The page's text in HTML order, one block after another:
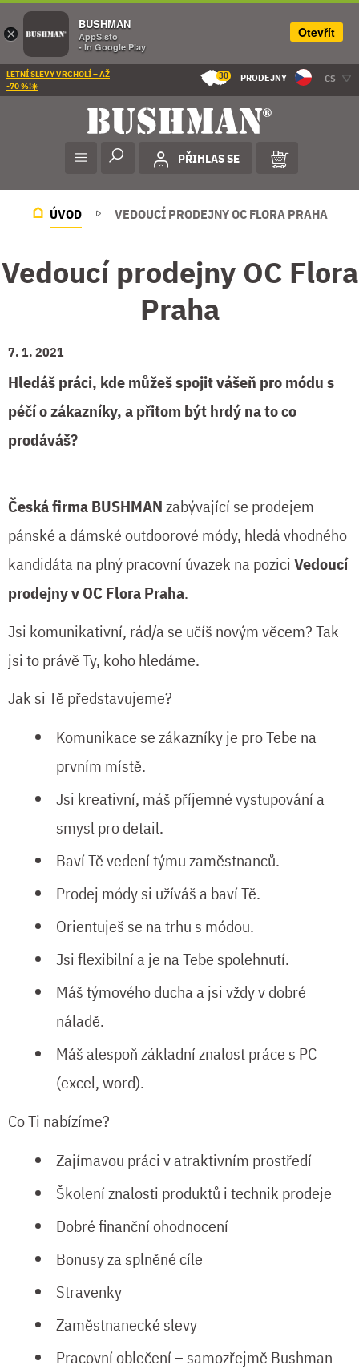
LETNÍ SLEVY VRCHOLÍ – AŽ
-70 %!☀️
30 PRODEJNY CS
PŘIHLAS SE
ÚVOD VEDOUCÍ PRODEJNY OC FLORA PRAHA
Vedoucí prodejny OC Flora
Praha
7. 1. 2021
Hledáš práci, kde můžeš spojit vášeň pro módu s
péčí o zákazníky, a přitom být hrdý na to co
prodáváš?
Česká firma BUSHMANzabývající se prodejem
pánské a dámské outdoorové módy, hledá vhodného
kandidáta na plný pracovní úvazek na pozici Vedoucí
prodejny v OC Flora Praha.
Jsi komunikativní, rád/a se učíš novým věcem? Tak
jsi to právě Ty, koho hledáme.
Jak si Tě představujeme?
Komunikace se zákazníky je pro Tebe na
prvním místě.
Jsi kreativní, máš příjemné vystupování a
smysl pro detail.
Baví Tě vedení týmu zaměstnanců.
Prodej módy si užíváš a baví Tě.
Orientuješ se na trhu s módou.
Jsi flexibilní a je na Tebe spolehnutí.
Máš týmového ducha a jsi vždy v dobré
náladě.
Máš alespoň základní znalost práce s PC
(excel, word).
Co Ti nabízíme?
Zajímavou práci v atraktivním prostředí
Školení znalosti produktů i technik prodeje
Dobré finanční ohodnocení
Bonusy za splněné cíle
Stravenky
Zaměstnanecké slevy
Pracovní oblečení – samozřejmě Bushman
×
BUSHMAN
AppSisto
- In Google Play
Otevřít